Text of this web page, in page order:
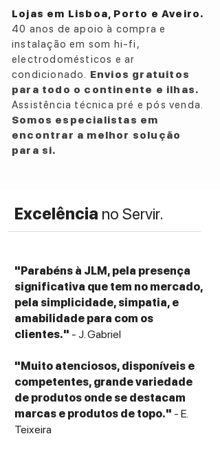
WHD fechada)
Lojas em Lisboa, Porto e Aveiro.
40 anos de apoio à compra e
instalação em som hi-fi,
electrodomésticos e ar
condicionado. Envios gratuitos
para todo o continente e ilhas.
Assistência técnica pré e pós venda.
Somos especialistas em
encontrar a melhor solução
para si.
Excelência no Servir.
"Parabéns à JLM, pela presença
significativa que tem no mercado,
pela simplicidade, simpatia, e
amabilidade para com os
clientes." - J. Gabriel
"Muito atenciosos, disponíveis e
competentes, grande variedade
de produtos onde se destacam
marcas e produtos de topo." - E.
Teixeira